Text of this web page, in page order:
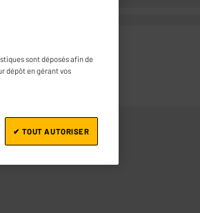
paniersont déposés afin de
dépôt en gérant vos
✔ TOUT AUTORISER